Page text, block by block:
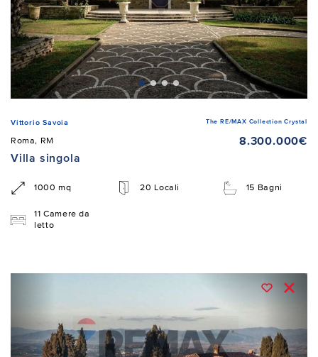
Vittorio Savoia The RE/MAX Collection Crystal
Roma, RM
8.300.000€
Villa singola
1000 mq 20 Locali 15 Bagni
11 Camere da
letto